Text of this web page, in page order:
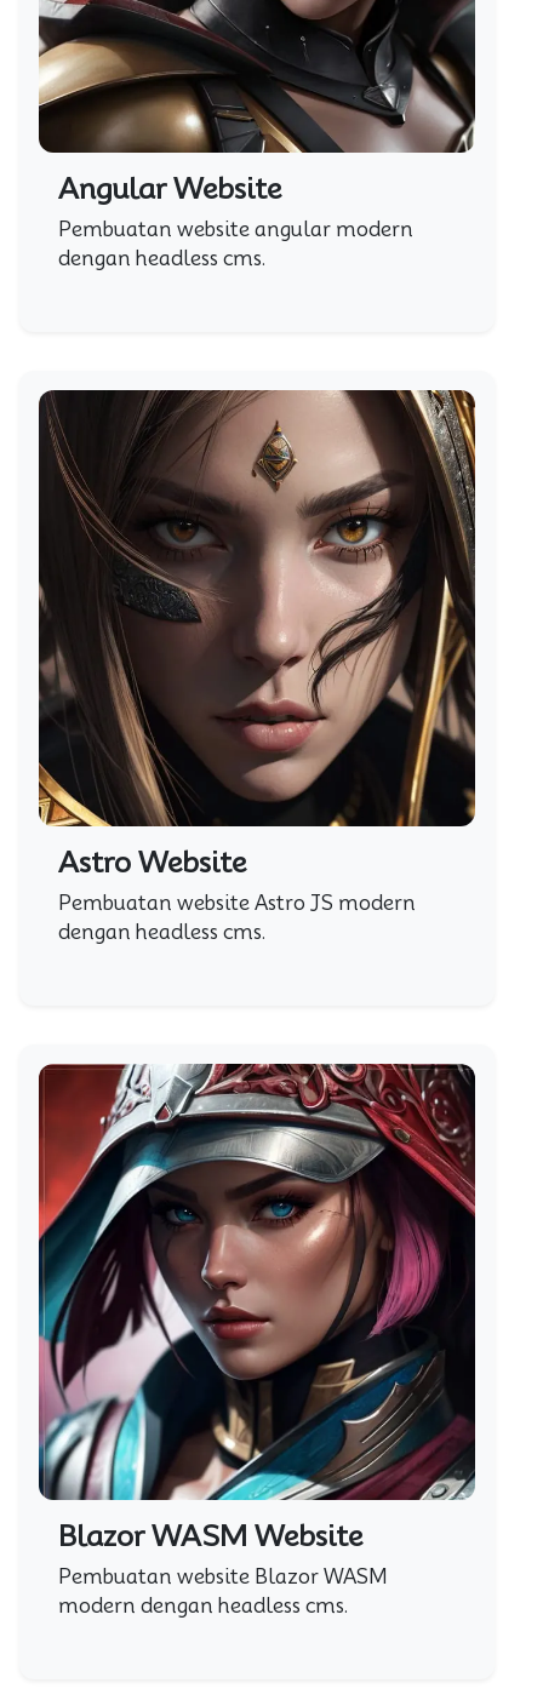
Angular Website
Pembuatan website angular modern
dengan headless cms.
Astro Website
Pembuatan website Astro JS modern
dengan headless cms.
Blazor WASM Website
Pembuatan website Blazor WASM
modern dengan headless cms.